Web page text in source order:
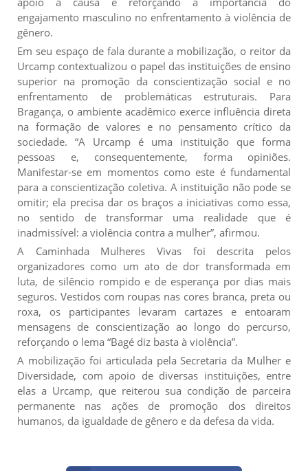
engajamento masculino no enfrentamento à violência de
gênero.
Em seu espaço de fala durante a mobilização, o reitor da
Urcamp contextualizou o papel das instituições de ensino
superior na promoção da conscientização social e no
enfrentamento de problemáticas estruturais. Para
Bragança, o ambiente acadêmico exerce influência direta
na formação de valores e no pensamento crítico da
sociedade. “A Urcamp é uma instituição que forma
pessoas e, consequentemente, forma opiniões.
Manifestar-se em momentos como este é fundamental
para a conscientização coletiva. A instituição não pode se
omitir; ela precisa dar os braços a iniciativas como essa,
no sentido de transformar uma realidade que é
inadmissível: a violência contra a mulher”, afirmou.
A Caminhada Mulheres Vivas foi descrita pelos
organizadores como um ato de dor transformada em
luta, de silêncio rompido e de esperança por dias mais
seguros. Vestidos com roupas nas cores branca, preta ou
roxa, os participantes levaram cartazes e entoaram
mensagens de conscientização ao longo do percurso,
reforçando o lema “Bagé diz basta à violência”.
A mobilização foi articulada pela Secretaria da Mulher e
Diversidade, com apoio de diversas instituições, entre
elas a Urcamp, que reiterou sua condição de parceira
permanente nas ações de promoção dos direitos
humanos, da igualdade de gênero e da defesa da vida.